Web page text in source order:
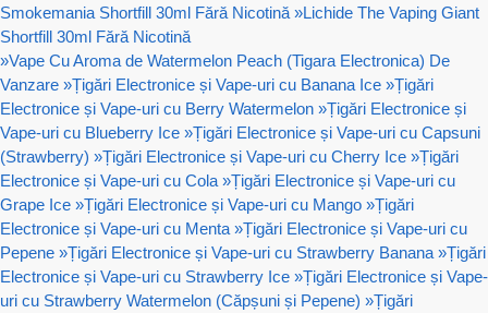
Smokemania Shortfill 30ml Fără Nicotină »Lichide The Vaping Giant
Shortfill 30ml Fără Nicotină
»Vape Cu Aroma de Watermelon Peach (Tigara Electronica) De
Vanzare »Țigări Electronice și Vape-uri cu Banana Ice »Țigări
Electronice și Vape-uri cu Berry Watermelon »Țigări Electronice și
Vape-uri cu Blueberry Ice »Țigări Electronice și Vape-uri cu Capsuni
(Strawberry) »Țigări Electronice și Vape-uri cu Cherry Ice »Țigări
Electronice și Vape-uri cu Cola »Țigări Electronice și Vape-uri cu
Grape Ice »Țigări Electronice și Vape-uri cu Mango »Țigări
Electronice și Vape-uri cu Menta »Țigări Electronice și Vape-uri cu
Pepene »Țigări Electronice și Vape-uri cu Strawberry Banana »Țigări
Electronice și Vape-uri cu Strawberry Ice »Țigări Electronice și Vape-
uri cu Strawberry Watermelon (Căpșuni și Pepene) »Țigări